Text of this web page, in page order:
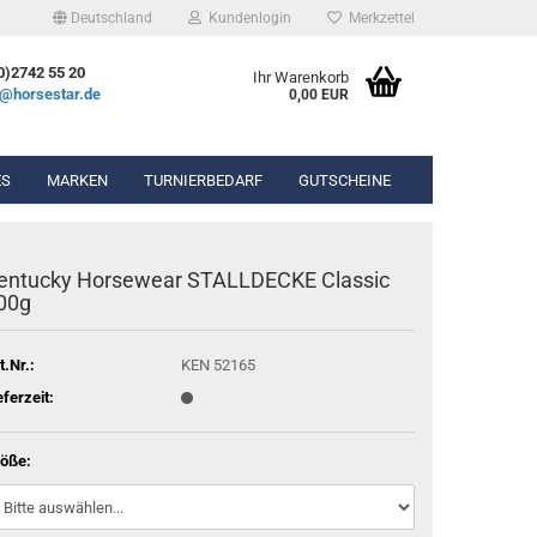
Deutschland Kundenlogin Merkzettel
55 20
Ihr Warenkorb
0,00 EUR
Chaps
Olivenkopfgebiss
Lammfell-Pads
Winderen Pads
MARKEN TURNIERBEDARF GUTSCHEINE
Horsewear STALLDECKE Classic
KEN 52165